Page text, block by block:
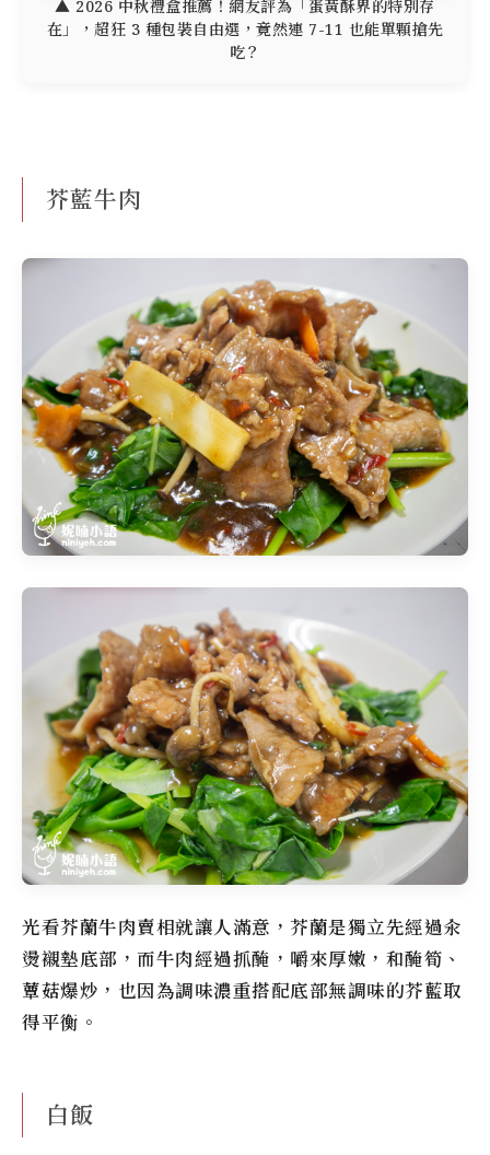
▲ 2026 中秋禮盒推薦！網友評為「蛋黃酥界的特別存
在」，超狂 3 種包裝自由選，竟然連 7-11 也能單顆搶先
吃？
芥藍牛肉
光看芥蘭牛肉賣相就讓人滿意，芥蘭是獨立先經過汆
燙襯墊底部，而牛肉經過抓醃，嚼來厚嫩，和醃筍、
蕈菇爆炒，也因為調味濃重搭配底部無調味的芥藍取
得平衡。
白飯